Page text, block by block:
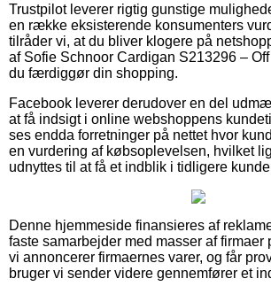
Trustpilot leverer rigtig gunstige
en række eksisterende konsumenters
tilråder vi, at du bliver klogere på
af Sofie Schnoor Cardigan S213296 –
du færdiggør din shopping.
Facebook leverer derudover en del
at få indsigt i online webshoppens
ses endda forretninger på nettet hvor
en vurdering af købsoplevelsen, hvilket
udnyttes til at få et indblik i tidligere
Denne hjemmeside finansieres af
faste samarbejder med masser af firmaer
vi annoncerer firmaernes varer, og får
bruger vi sender videre gennemfører et